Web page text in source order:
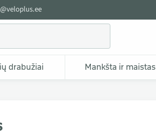
drabužiai Mankšta ir maistas